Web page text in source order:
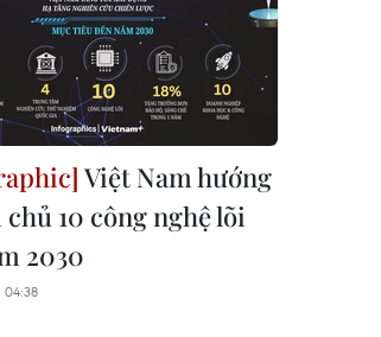
Việt Nam hướng
10 công nghệ lõi
2030